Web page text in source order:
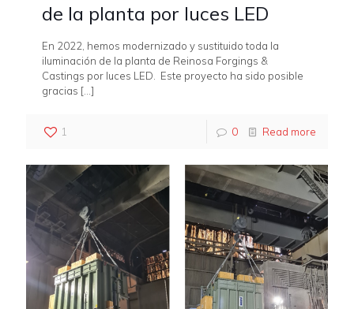
de la planta por luces LED
En 2022, hemos modernizado y sustituido toda la
iluminación de la planta de Reinosa Forgings &
Castings por luces LED. Este proyecto ha sido posible
gracias […]
1 0 Read more